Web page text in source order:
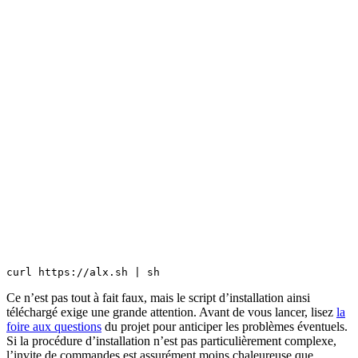
Ce n’est pas tout à fait faux, mais le script d’installation ainsi
téléchargé exige une grande attention. Avant de vous lancer, lisez la
foire aux questions du projet pour anticiper les problèmes éventuels.
Si la procédure d’installation n’est pas particulièrement complexe,
l’invite de commandes est assurément moins chaleureuse que